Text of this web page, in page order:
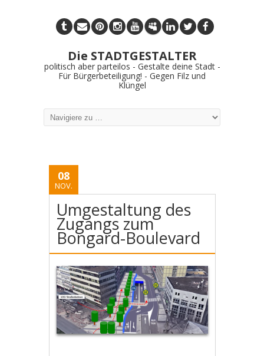
Die STADTGESTALTER
politisch aber parteilos - Gestalte deine Stadt -
Für Bürgerbeteiligung! - Gegen Filz und
Klüngel
08
NOV.
Umgestaltung des
Zugangs zum
Bongard-Boulevard